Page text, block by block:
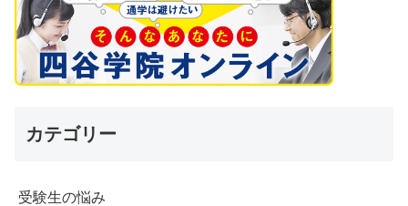
カテゴリー
受験生の悩み